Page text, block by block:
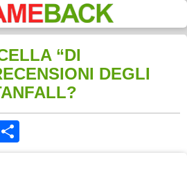
“DI
DEGLI
WhatsApp